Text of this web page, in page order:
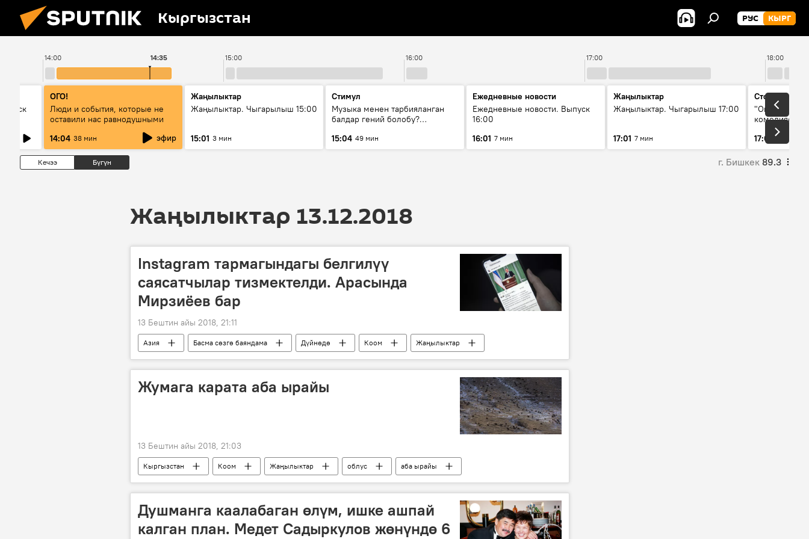
Кыргызстан РУС КЫРГ
14:00 15:00 16:00 17:00 18:00
14:35
ОГО!
Люди и события, которые не
оставили нас равнодушными
14:04 38 мин эфир
Жаңылыктар
Жаңылыктар. Чыгарылыш 15:00
15:01 3 мин
Стимул
Музыка менен тарбияланган
балдар гений болобу?
музыканын орду
15:04 49 мин
Ежедневные новости
Ежедневные новости. Выпуск
16:00
16:01 7 мин
Жаңылыктар
Жаңылыктар. Чыгарылыш 17:00
17:01 7 мин
Стоп кадр
"Окен ава" —
комедиясы
17:08
Кечээ Бүгүн г. Бишкек 89.3
Жаңылыктар 13.12.2018
Instagram тармагындагы белгилүү
саясатчылар тизмектелди. Арасында
Мирзиёев бар
13 Бештин айы 2018, 21:11
Азия Басма сөзгө баяндама Дүйнөдө Коом
Жаңылыктар
Саясат
Өзбекстан Шавкат Мирзиёев Instagram
рейтинг
Жумага карата аба ырайы
13 Бештин айы 2018, 21:03
Кыргызстан Коом Жаңылыктар облус аба ырайы
Душманга каалабаган өлүм, ишке ашпай
калган план. Медет Садыркулов жөнүндө 6